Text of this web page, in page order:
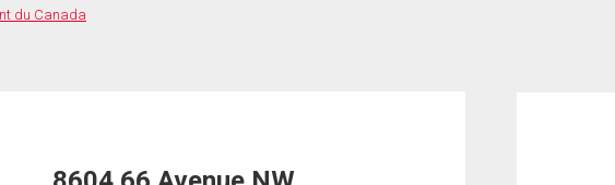
du Canada